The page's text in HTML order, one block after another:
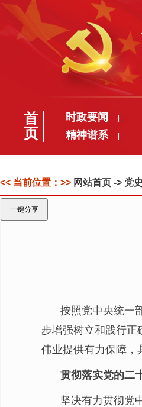
首
页
时政要闻
精神谱系
<< 当前位置：>> 网站首页 -> 党
一键分享
按照党中央统一
步增强树立和践行正
伟业提供有力保障，
贯彻落实党的二
坚决有力贯彻党